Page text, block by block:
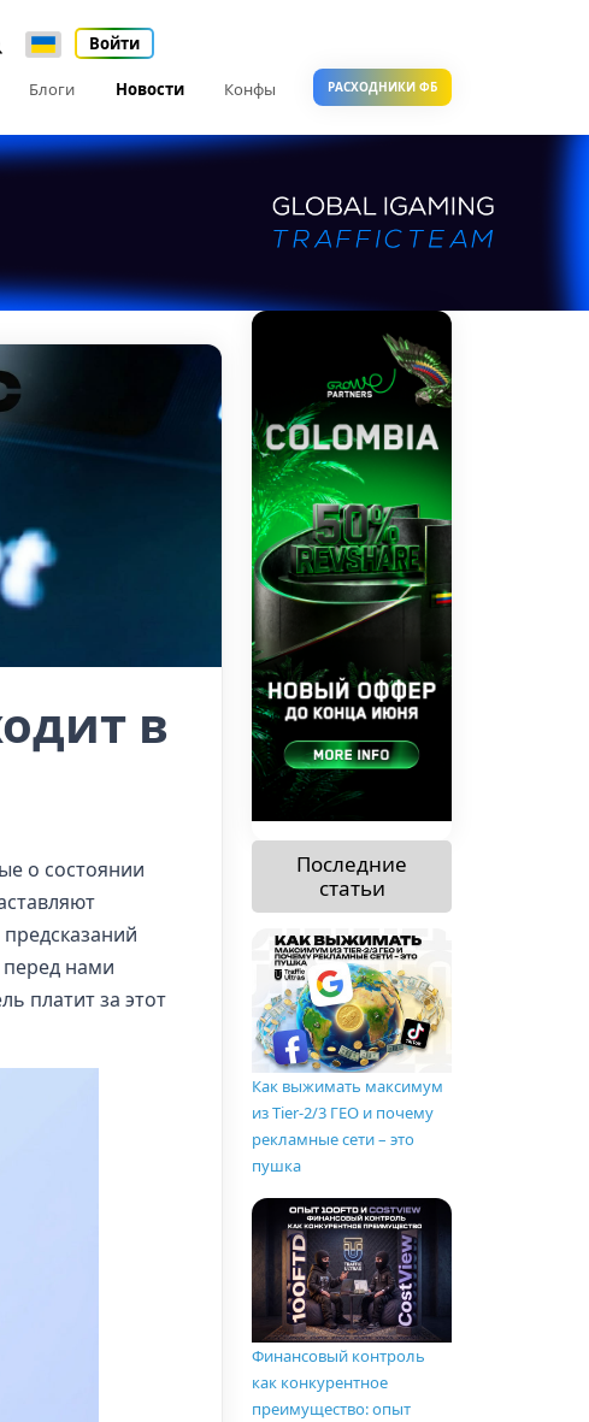
Войти
Блоги Новости Конфы РАСХОДНИКИ ФБ
в
о состоянии
нами
платит за этот
Последние
статьи
Как выжимать максимум
из Tier-2/3 ГЕО и почему
рекламные сети – это
пушка
Финансовый контроль
как конкурентное
преимущество: опыт